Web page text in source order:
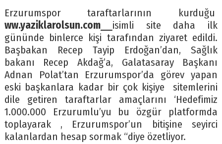
Erzurumspor taraftarlarının kurduğu
ww.yaziklarolsun.com
isimli site daha ilk
gününde binlerce kişi tarafından ziyaret edildi.
Başbakan Recep Tayip Erdoğan’dan, Sağlık
bakanı Recep Akdağ’a, Galatasaray Başkanı
Adnan Polat’tan Erzurumspor’da görev yapan
eski başkanlara kadar bir çok kişiye sitemlerini
dile getiren taraftarlar amaçlarını ‘Hedefimiz
1.000.000 Erzurumlu’yu bu özgür platformda
toplayarak , Erzurumspor’un bitişine seyirci
kalanlardan hesap sormak “diye özetliyor.